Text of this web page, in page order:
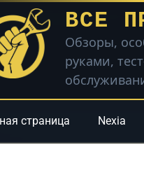
ВСЕ
Обзоры,
руками,
страница Nexia